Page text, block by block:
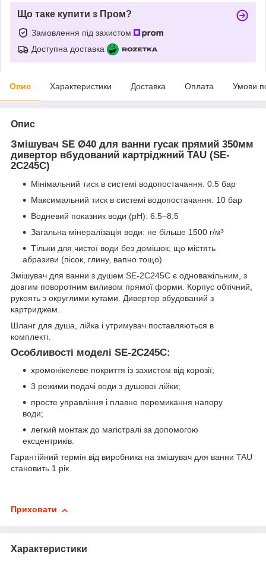
Що таке купити з Пром?
Замовлення під захистом
Доступна доставка
Опис Характеристики Доставка Оплата Умови
Опис
Змішувач SE Ø40 для ванни гусак прямий 350мм
дивертор вбудований картріджний TAU (SE-
2C245C)
Мінімальний тиск в системі водопостачання: 0.5 бар
Максимальний тиск в системі водопостачання: 10 бар
Водневий показник води (pH): 6.5–8.5
Загальна мінералізація води: не більше 1500 г/м³
Тільки для чистої води без домішок, що містять
абразиви (пісок, глину, вапно тощо)
Змішувач для ванни з душем SE-2C245C є одноважільним, з
довгим поворотним виливом прямої форми. Корпус обтічний,
рукоять з округлими кутами. Дивертор вбудований з
картриджем.
Шланг для душа, лійка і утримувач поставляються в
комплекті.
Особливості моделі SE-2C245C:
хромонікелеве покриття із захистом від корозії;
3 режими подачі води з душової лійки;
просте управління і плавне перемикання напору
води;
легкий монтаж до магістралі за допомогою
ексцентриків.
Гарантійний термін від виробника на змішувач для ванни TAU
становить 1 рік.
Приховати
Характеристики